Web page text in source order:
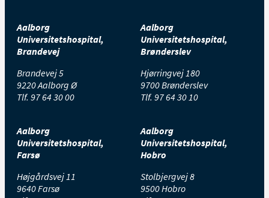
Aalborg
Universitetshospital,
Brandevej
Brandevej 5
9220 Aalborg Ø
Tlf. 97 64 30 00
Aalborg
Universitetshospital,
Brønderslev
Hjørringvej 180
9700 Brønderslev
Tlf. 97 64 30 10
Aalborg
Universitetshospital,
Farsø
Højgårdsvej 11
9640 Farsø
Aalborg
Universitetshospital,
Hobro
Stolbjergvej 8
9500 Hobro